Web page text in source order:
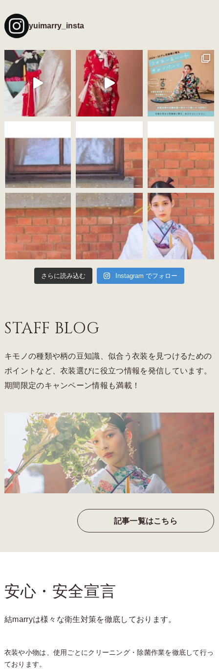
yuimarry_insta
さらに読み込む Instagram でフォロー
STAFF BLOG
キモノの種類や柄の豆知識、似合う衣装を見つけるための
ポイントなど、衣装選びに役立つ情報を発信しています。
期間限定のキャンペーン情報も満載！
記事一覧はこちら
安心・安全宣言
結marryは様々な衛生対策を徹底しております。
衣装や小物は、使用ごとにクリーニング・除菌作業を徹底して行っ
ております。